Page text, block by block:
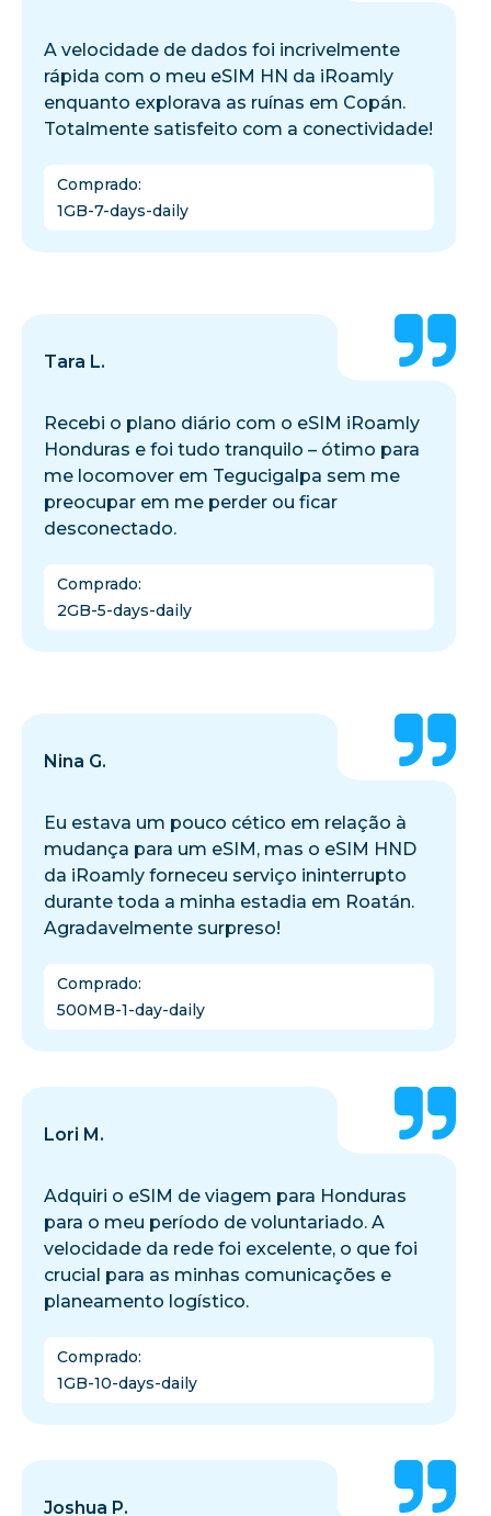
A velocidade de dados foi incrivelmente
rápida com o meu eSIM HN da iRoamly
enquanto explorava as ruínas em Copán.
Totalmente satisfeito com a conectividade!
Comprado:
1GB-7-days-daily
Tara L.
Recebi o plano diário com o eSIM iRoamly
Honduras e foi tudo tranquilo – ótimo para
me locomover em Tegucigalpa sem me
preocupar em me perder ou ficar
desconectado.
Comprado:
2GB-5-days-daily
Nina G.
Eu estava um pouco cético em relação à
mudança para um eSIM, mas o eSIM HND
da iRoamly forneceu serviço ininterrupto
durante toda a minha estadia em Roatán.
Agradavelmente surpreso!
Comprado:
500MB-1-day-daily
Lori M.
Adquiri o eSIM de viagem para Honduras
para o meu período de voluntariado. A
velocidade da rede foi excelente, o que foi
crucial para as minhas comunicações e
planeamento logístico.
Comprado:
1GB-10-days-daily
Joshua P.